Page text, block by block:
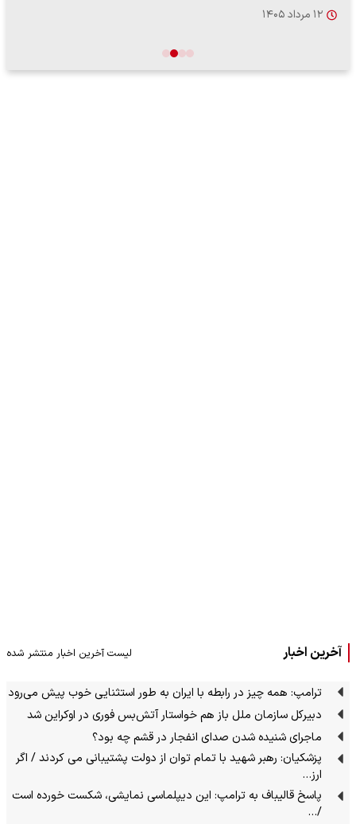
۱۲ مرداد ۱۴۰۵
آخرین اخبار لیست آخرین اخبار منتشر شده
ترامپ: همه چیز در رابطه با ایران به طور استثنایی خوب پیش می‌رود
دبیرکل سازمان ملل باز هم خواستار آتش‌بس فوری در اوکراین شد
ماجرای شنیده شدن صدای انفجار در قشم چه بود؟
پزشکیان: رهبر شهید با تمام توان از دولت پشتیبانی می کردند / اگر
ارز…
پاسخ قالیباف به ترامپ: این دیپلماسی نمایشی، شکست خورده است
/…